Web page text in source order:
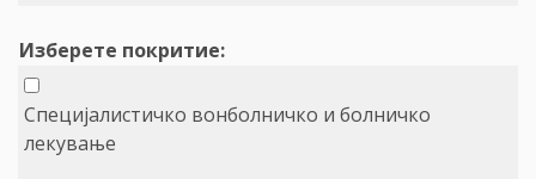
Изберете покритие:
Специјалистичко вонболничко и болничко
лекување